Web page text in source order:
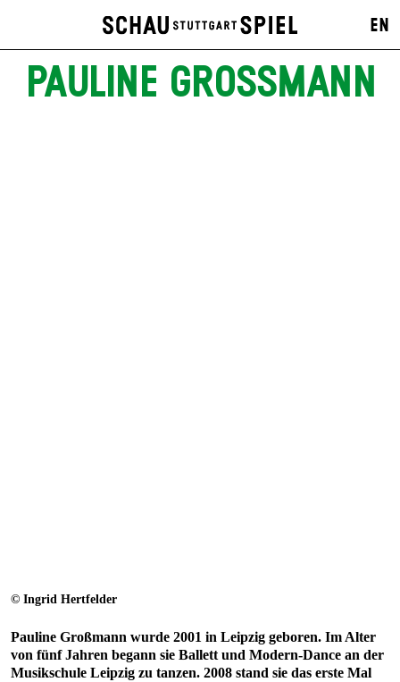
EN
PAULINE GROSSMANN
© Ingrid Hertfelder
Pauline Großmann wurde 2001 in Leipzig geboren. Im Alter
von fünf Jahren begann sie Ballett und Modern-Dance an der
Musikschule Leipzig zu tanzen. 2008 stand sie das erste Mal